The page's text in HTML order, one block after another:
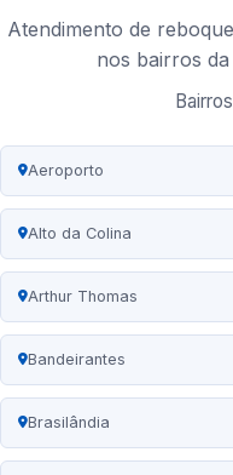
Atendimento de
nos bairros da
Aeroporto
Alto da Colina
Arthur Thomas
Bandeirantes
Brasilândia